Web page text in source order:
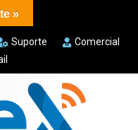
Suporte
Comercial
»